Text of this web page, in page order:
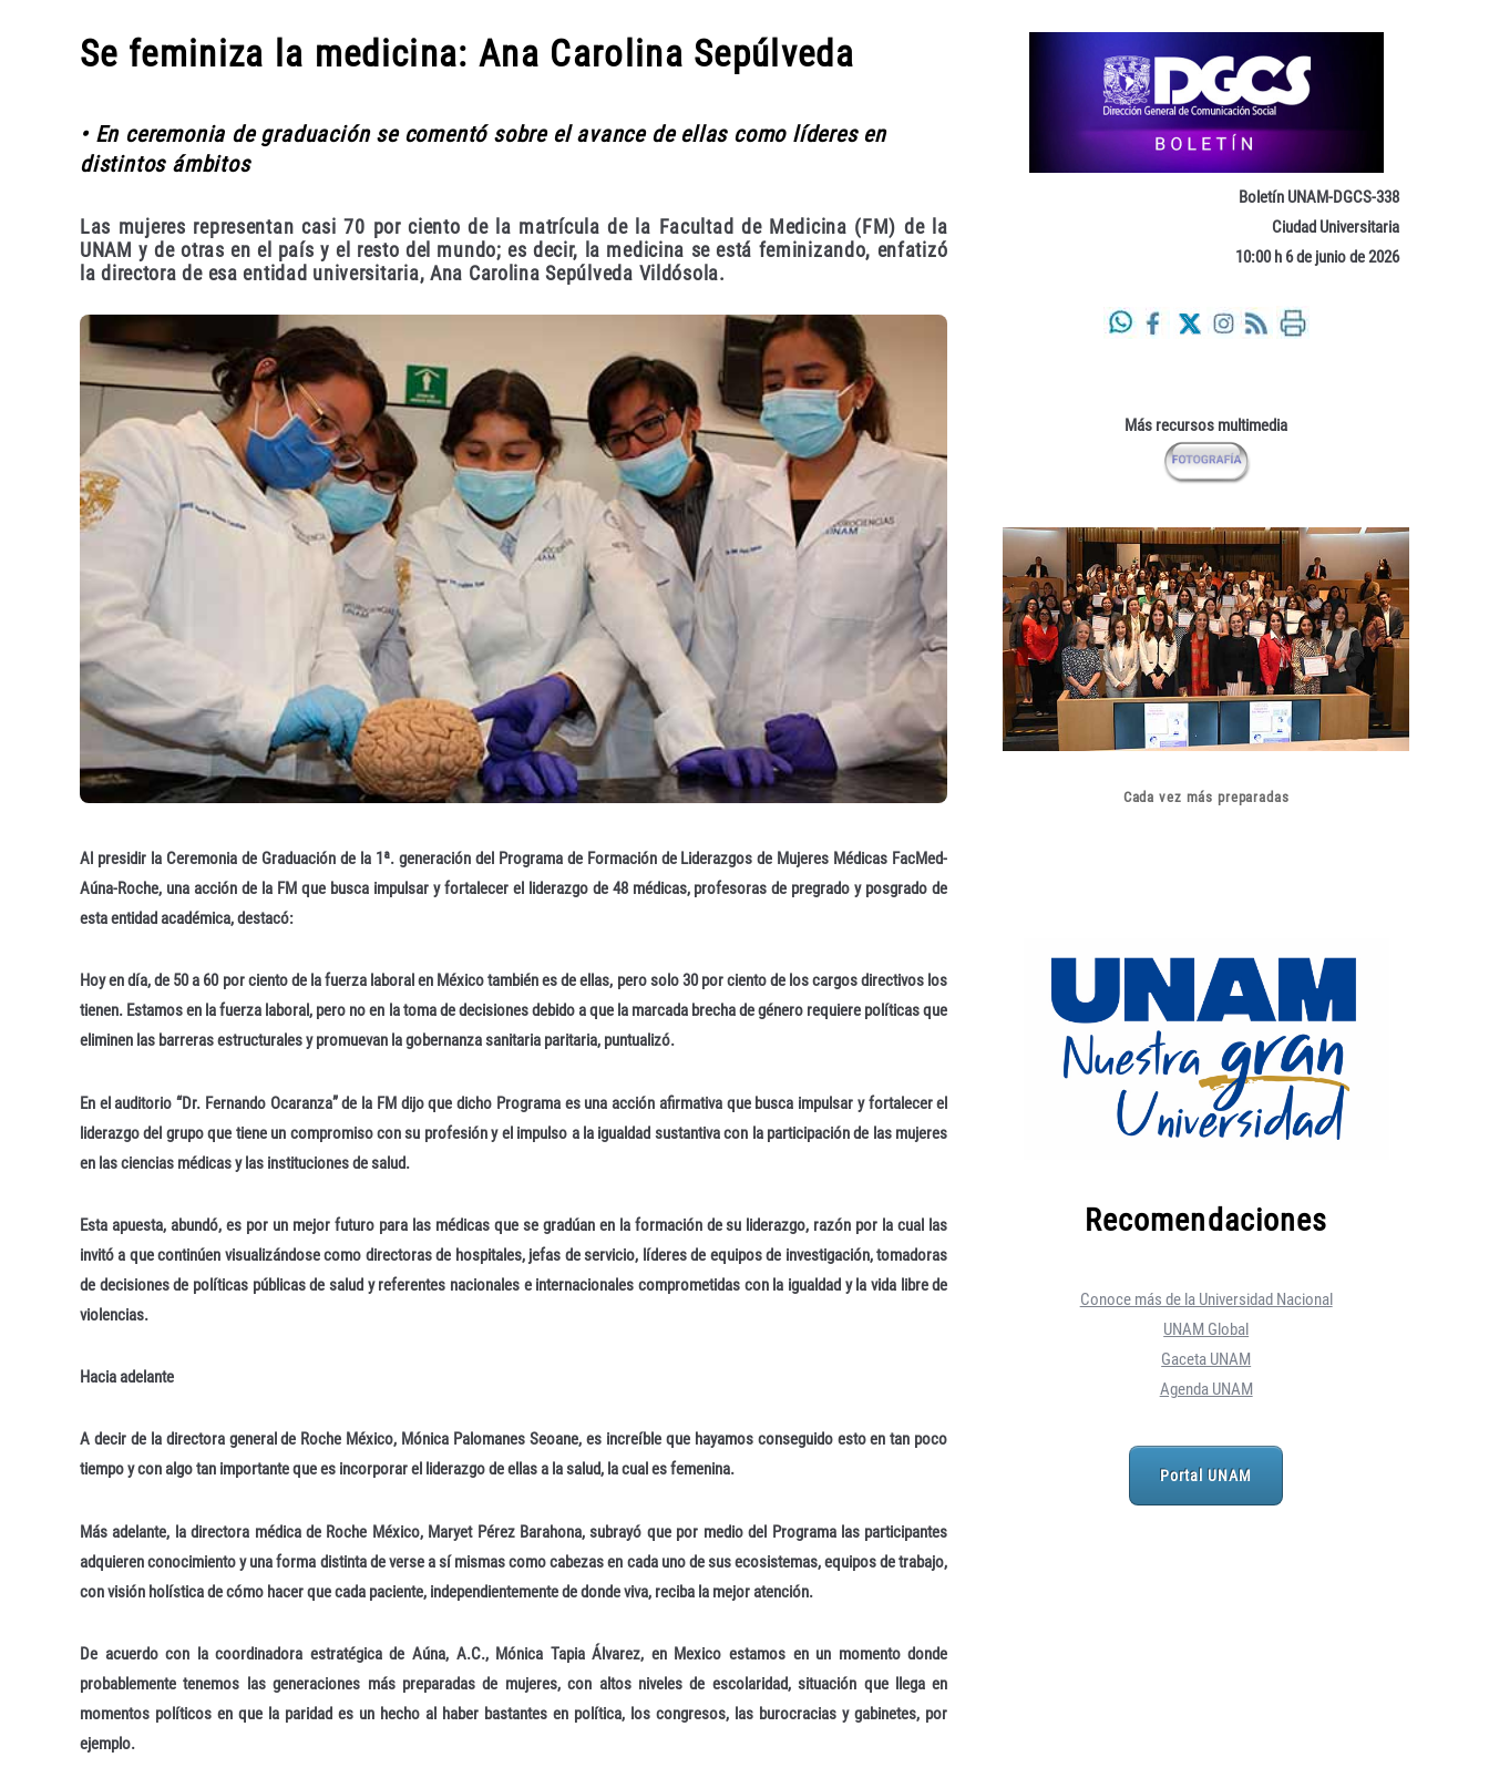
Se feminiza la medicina: Ana Carolina Sepúlveda
• En ceremonia de graduación se comentó sobre el avance de ellas como líderes en
distintos ámbitos
Las mujeres representan casi 70 por ciento de la matrícula de la Facultad de Medicina (FM) de la
UNAM y de otras en el país y el resto del mundo; es decir, la medicina se está feminizando, enfatizó
la directora de esa entidad universitaria, Ana Carolina Sepúlveda Vildósola.
Al presidir la Ceremonia de Graduación de la 1ª. generación del Programa de Formación de Liderazgos de Mujeres Médicas FacMed-
Aúna-Roche, una acción de la FM que busca impulsar y fortalecer el liderazgo de 48 médicas, profesoras de pregrado y posgrado de
esta entidad académica, destacó:
Hoy en día, de 50 a 60 por ciento de la fuerza laboral en México también es de ellas, pero solo 30 por ciento de los cargos directivos los
tienen. Estamos en la fuerza laboral, pero no en la toma de decisiones debido a que la marcada brecha de género requiere políticas que
eliminen las barreras estructurales y promuevan la gobernanza sanitaria paritaria, puntualizó.
En el auditorio “Dr. Fernando Ocaranza” de la FM dijo que dicho Programa es una acción afirmativa que busca impulsar y fortalecer el
liderazgo del grupo que tiene un compromiso con su profesión y el impulso a la igualdad sustantiva con la participación de las mujeres
en las ciencias médicas y las instituciones de salud.
Esta apuesta, abundó, es por un mejor futuro para las médicas que se gradúan en la formación de su liderazgo, razón por la cual las
invitó a que continúen visualizándose como directoras de hospitales, jefas de servicio, líderes de equipos de investigación, tomadoras
de decisiones de políticas públicas de salud y referentes nacionales e internacionales comprometidas con la igualdad y la vida libre de
violencias.
Hacia adelante
A decir de la directora general de Roche México, Mónica Palomanes Seoane, es increíble que hayamos conseguido esto en tan poco
tiempo y con algo tan importante que es incorporar el liderazgo de ellas a la salud, la cual es femenina.
Más adelante, la directora médica de Roche México, Maryet Pérez Barahona, subrayó que por medio del Programa las participantes
adquieren conocimiento y una forma distinta de verse a sí mismas como cabezas en cada uno de sus ecosistemas, equipos de trabajo,
con visión holística de cómo hacer que cada paciente, independientemente de donde viva, reciba la mejor atención.
De acuerdo con la coordinadora estratégica de Aúna, A.C., Mónica Tapia Álvarez, en Mexico estamos en un momento donde
probablemente tenemos las generaciones más preparadas de mujeres, con altos niveles de escolaridad, situación que llega en
momentos políticos en que la paridad es un hecho al haber bastantes en política, los congresos, las burocracias y gabinetes, por
ejemplo.
Boletín UNAM-DGCS-338
Ciudad Universitaria
10:00 h 6 de junio de 2026
Más recursos multimedia
Cada vez más preparadas
Recomendaciones
Conoce más de la Universidad Nacional
UNAM Global
Gaceta UNAM
Agenda UNAM
Portal UNAM